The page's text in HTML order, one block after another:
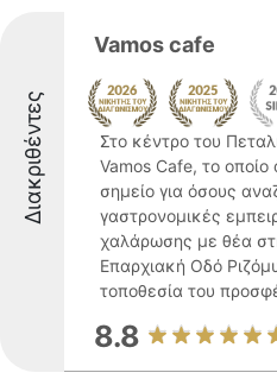
Διακριθέντες
Vamos cafe
Στο κέντρο του
Vamos Cafe, το οποίο
σημείο για όσους
γαστρονομικές
χαλάρωσης με θέα
Επαρχιακή Οδό
τοποθεσία του
8.8